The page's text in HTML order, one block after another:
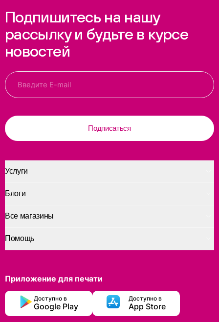
Подпишитесь на нашу
рассылку и будьте в курсе
новостей
Подписаться
Услуги
Помощь
Блоги
Все магазины
Приложение для печати
Доступно в
Google Play
Доступно в
App Store